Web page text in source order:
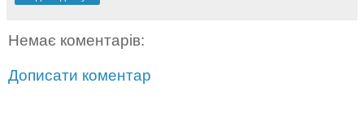
c
i
n
s
Немає коментарів:
Дописати коментар